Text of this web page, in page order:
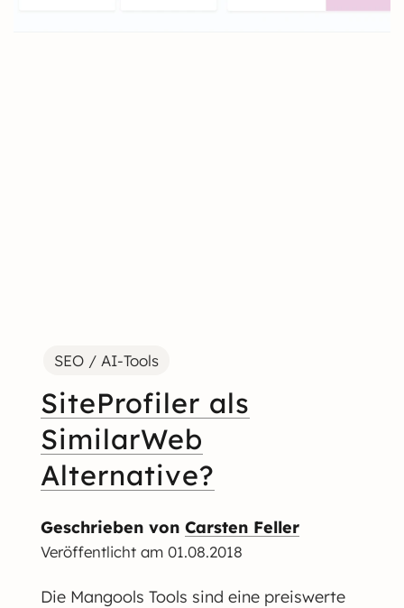
SEO / AI-Tools
SiteProfiler als
SimilarWeb
Alternative?
Geschrieben von Carsten Feller
Veröffentlicht am 01.08.2018
Die Mangools Tools sind eine preiswerte